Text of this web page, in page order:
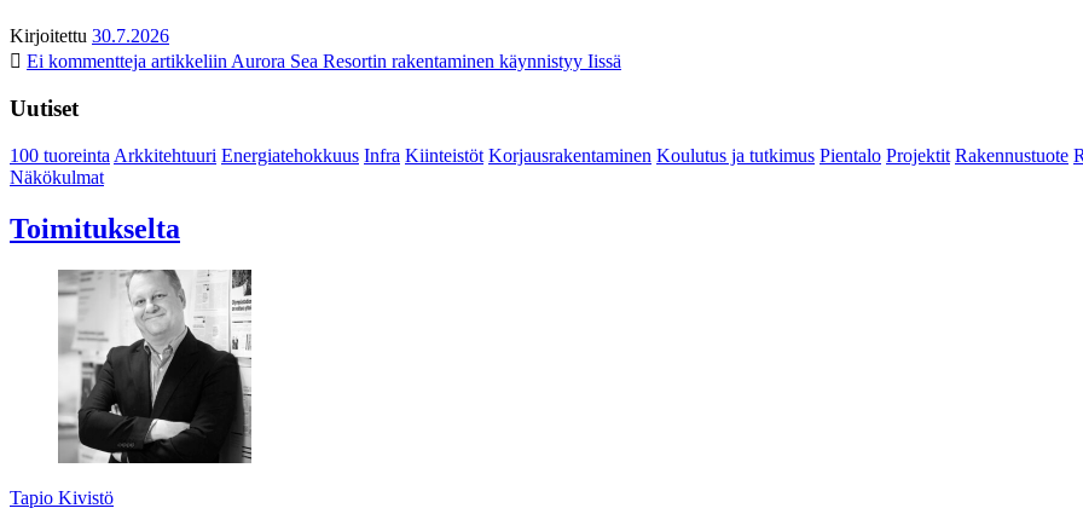
Kirjoitettu 30.7.2026
Ei kommentteja artikkeliin Aurora Sea Resortin rakentaminen käynnistyy Iissä
Uutiset
100 tuoreinta Arkkitehtuuri Energiatehokkuus Infra Kiinteistöt Korjausrakentaminen Koulutus ja tutkimus Pientalo Projektit Rakennustuote
Näkökulmat
Toimitukselta
Tapio Kivistö